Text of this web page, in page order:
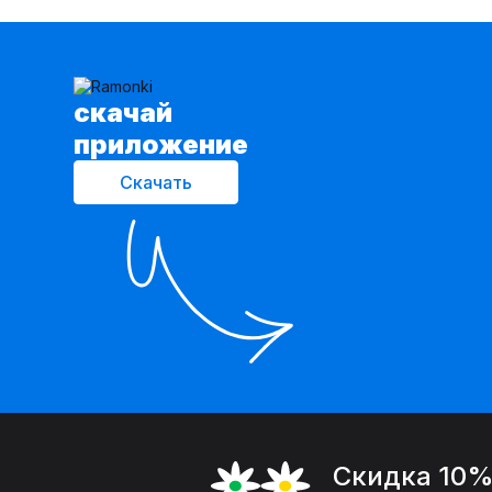
cкачай
приложение
Скачать
Скидка 10%